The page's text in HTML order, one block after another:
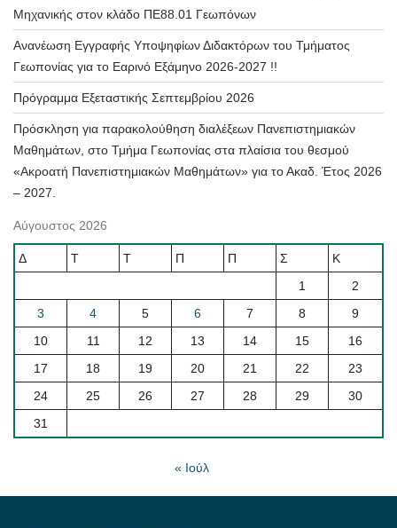
Μηχανικής στον κλάδο ΠΕ88.01 Γεωπόνων
Ανανέωση Εγγραφής Υποψηφίων Διδακτόρων του Τμήματος
Γεωπονίας για το Εαρινό Εξάμηνο 2026-2027 !!
Πρόγραμμα Εξεταστικής Σεπτεμβρίου 2026
Πρόσκληση για παρακολούθηση διαλέξεων Πανεπιστημιακών
Μαθημάτων, στο Τμήμα Γεωπονίας στα πλαίσια του θεσμού
«Ακροατή Πανεπιστημιακών Μαθημάτων» για το Ακαδ. Έτος 2026
– 2027.
Αύγουστος 2026
Δ Τ Τ Π Π Σ
Κ
1
2
3
4 5 6 7 8
9
10
11 12 13 14 15
16
17
18 19 20 21 22
23
24
25 26 27 28 29
30
31
« Ιούλ